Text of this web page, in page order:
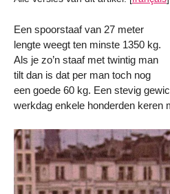
Een spoorstaaf van 27 meter
lengte weegt ten minste 1350 kg.
Als je zo’n staaf met twintig man
tilt dan is dat per man toch nog
een goede 60 kg. Een stevig
werkdag enkele honderden keren